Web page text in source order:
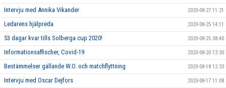
Intervju med Annika Vikander 2020-08-27 11:21
Ledarens hjälpreda 2020-08-25 14:11
53 dagar kvar tills Solberga cup 2020! 2020-08-25 08:40
Informationsaffischer, Covid-19 2020-08-20 13:30
Bestämmelser gällande W.O. och matchflyttning 2020-08-18 12:33
Intervju med Oscar Dejfors 2020-08-17 11:08